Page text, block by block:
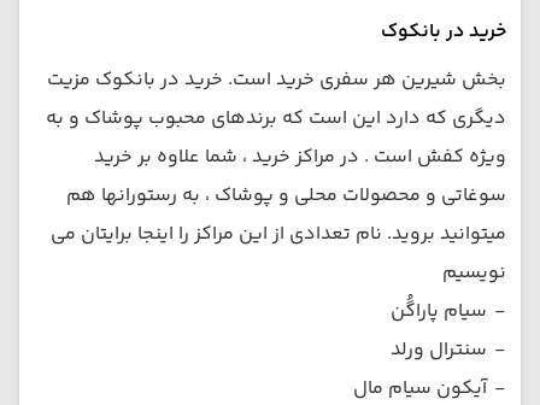
خرید در بانکوک
بخش شیرین هر سفری خرید است. خرید در بانکوک مزیت
دیگری که دارد این است که برندهای محبوب پوشاک و به
ویژه کفش است . در مراکز خرید ، شما علاوه بر خرید
سوغاتی و محصولات محلی و پوشاک ، به رستورانها هم
میتوانید بروید. نام تعدادی از این مراکز را اینجا برایتان می
نویسیم
- سیام پاراگُن
- سنترال ورلد
- آیکون سیام مال